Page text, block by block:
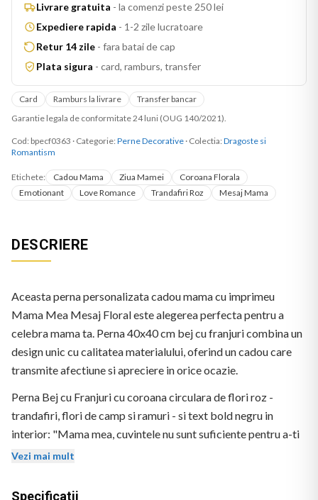
Livrare gratuita - la comenzi peste 250 lei
Expediere rapida - 1-2 zile lucratoare
Retur 14 zile - fara batai de cap
Plata sigura - card, ramburs, transfer
Card Ramburs la livrare
Transfer bancar
Garantie legala de conformitate 24 luni (OUG 140/2021).
Cod: bpecf0363 · Categorie: Perne Decorative · Colectia: Dragoste si
Romantism
Etichete: Cadou Mama Ziua Mamei
Coroana Florala
Emotionant
Love Romance Trandafiri Roz Mesaj Mama
DESCRIERE
Aceasta perna personalizata cadou mama cu imprimeu
Mama Mea Mesaj Floral este alegerea perfecta pentru a
celebra mama ta. Perna 40x40 cm bej cu franjuri combina un
design unic cu calitatea materialului, oferind un cadou care
transmite afectiune si apreciere in orice ocazie.
Perna Bej cu Franjuri cu coroana circulara de flori roz -
trandafiri, flori de camp si ramuri - si text bold negru in
interior: "Mama mea, cuvintele nu sunt suficiente pentru a-ti
exprima cat de mult te iubesc! Iti doresc o Zi a Mamei plina
Vezi mai mult
Specificatii